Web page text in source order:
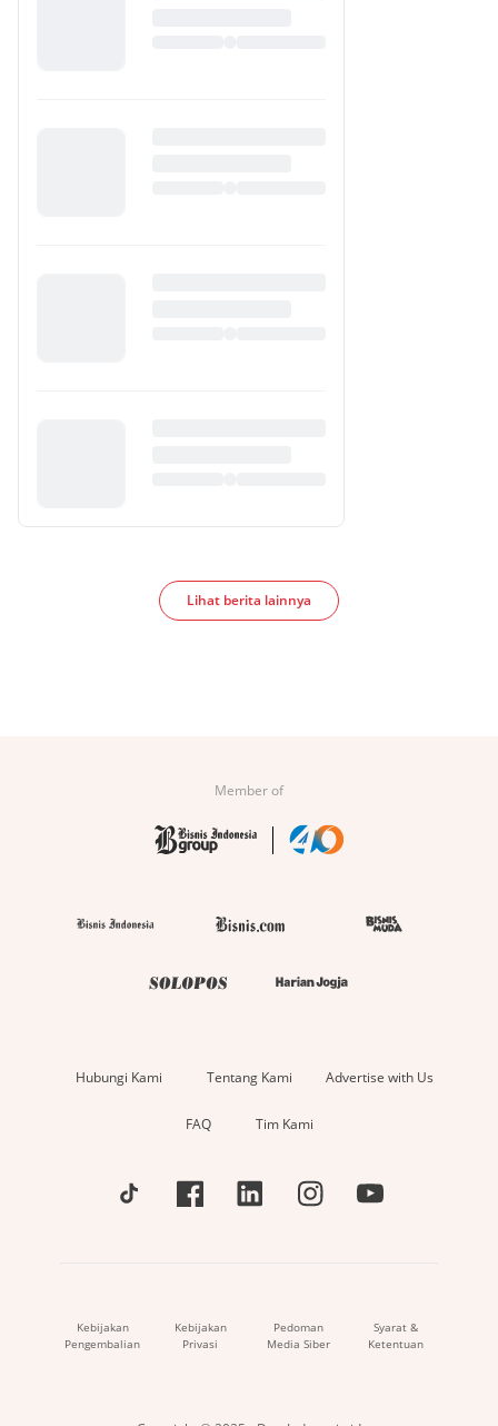
Lihat berita lainnya
Member of
Hubungi Kami Tentang Kami Advertise with Us
FAQ Tim Kami
Kebijakan
Pengembalian
Kebijakan
Privasi
Pedoman
Media Siber
Syarat &
Ketentuan